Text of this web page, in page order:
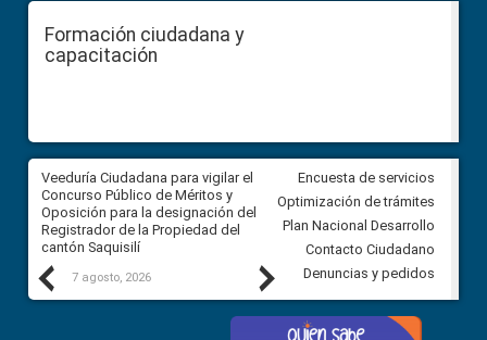
Formación ciudadana y
capacitación
Previous
Veeduría Ciudadana para vigilar el
Concurso Público de Méritos y
Oposición para la designación del
Registrador de la Propiedad del
cantón Saquisilí
7 agosto, 2026
Veeduría Ciudadana para
construcción del asfaltado de
Ballenita del cantón Santa
7 agosto, 2026
Next
Encuesta de servicios
Optimización de trámites
Plan Nacional Desarrollo
Contacto Ciudadano
Denuncias y pedidos